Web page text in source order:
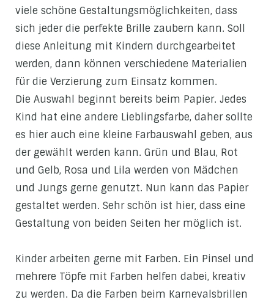
viele schöne Gestaltungsmöglichkeiten, dass
sich jeder die perfekte Brille zaubern kann. Soll
diese Anleitung mit Kindern durchgearbeitet
werden, dann können verschiedene Materialien
für die Verzierung zum Einsatz kommen.
Die Auswahl beginnt bereits beim Papier. Jedes
Kind hat eine andere Lieblingsfarbe, daher sollte
es hier auch eine kleine Farbauswahl geben, aus
der gewählt werden kann. Grün und Blau, Rot
und Gelb, Rosa und Lila werden von Mädchen
und Jungs gerne genutzt. Nun kann das Papier
gestaltet werden. Sehr schön ist hier, dass eine
Gestaltung von beiden Seiten her möglich ist.
Kinder arbeiten gerne mit Farben. Ein Pinsel und
mehrere Töpfe mit Farben helfen dabei, kreativ
zu werden. Da die Farben beim Karnevalsbrillen